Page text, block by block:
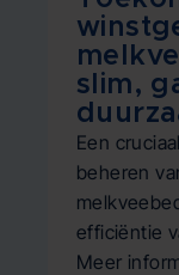
slim,
Een
beheren
efficiëntie
Meer